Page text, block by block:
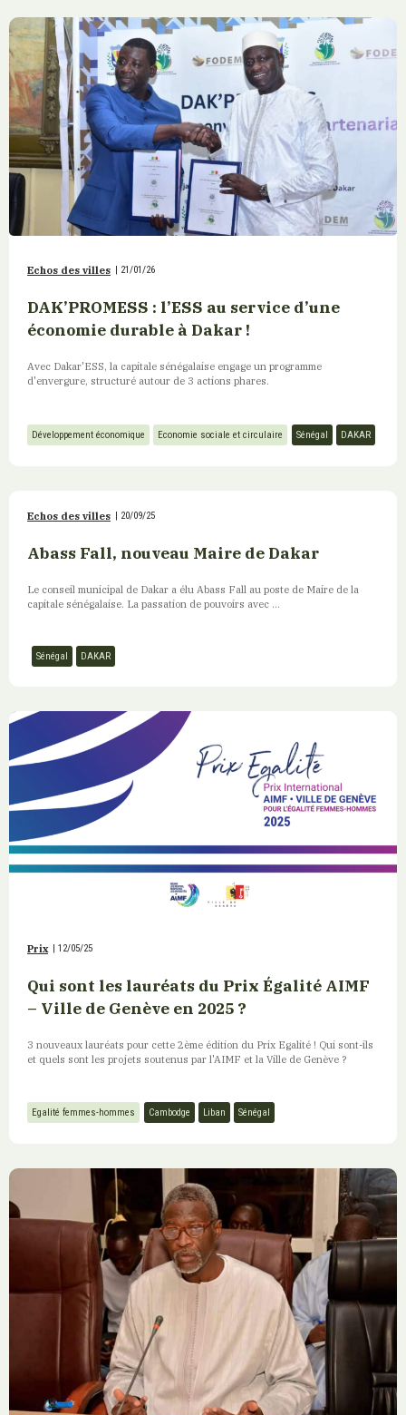
Echos des villes | 21/01/26
DAK’PROMESS : l’ESS au service d’une
économie durable à Dakar !
Avec Dakar'ESS, la capitale sénégalaise engage un programme
d'envergure, structuré autour de 3 actions phares.
Développement économique Economie sociale et circulaire Sénégal DAKAR
Echos des villes 20/09/25
Abass Fall, nouveau Maire de Dakar
Le conseil municipal de Dakar a élu Abass Fall au poste de Maire de la
capitale sénégalaise. La passation de pouvoirs avec ...
Sénégal DAKAR
Prix 12/05/25
Qui sont les lauréats du Prix Égalité AIMF
– Ville de Genève en 2025 ?
3 nouveaux lauréats pour cette 2ème édition du Prix Egalité ! Qui sont-ils
et quels sont les projets soutenus par l'AIMF et la Ville de Genève ?
Egalité femmes-hommes Cambodge Liban Sénégal